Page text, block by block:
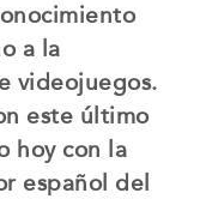
a la
videojuegos.
este último
hoy con la
español del